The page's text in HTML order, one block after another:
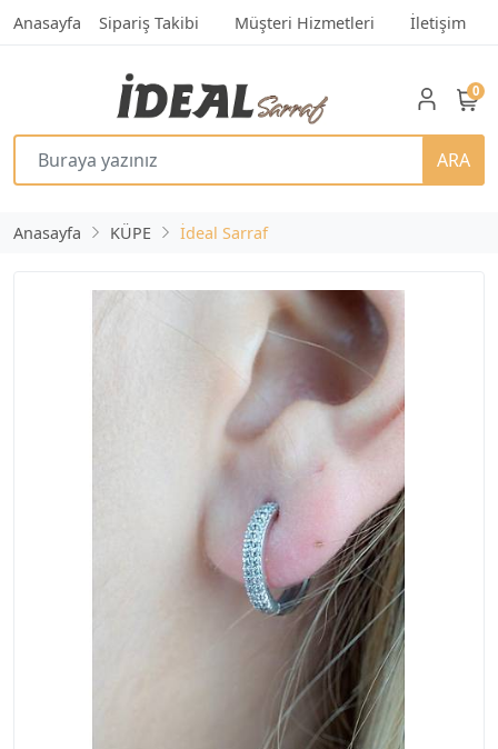
Anasayfa Sipariş Takibi Müşteri Hizmetleri İletişim
ARA
0
Anasayfa KÜPE İdeal Sarraf